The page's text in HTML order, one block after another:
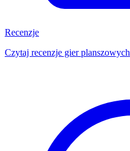
Recenzje
Czytaj recenzje gier planszowych